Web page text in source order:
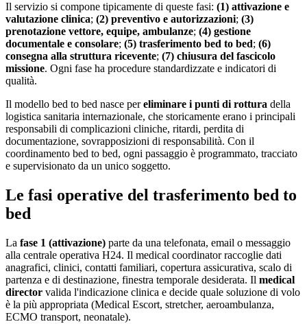
Il servizio si compone tipicamente di queste fasi: (1) attivazione e
valutazione clinica; (2) preventivo e autorizzazioni; (3)
prenotazione vettore, equipe, ambulanze; (4) gestione
documentale e consolare; (5) trasferimento bed to bed; (6)
consegna alla struttura ricevente; (7) chiusura del fascicolo
missione. Ogni fase ha procedure standardizzate e indicatori di
qualità.
Il modello bed to bed nasce pereliminare i punti di rottura della
logistica sanitaria internazionale, che storicamente erano i principali
responsabili di complicazioni cliniche, ritardi, perdita di
documentazione, sovrapposizioni di responsabilità. Con il
coordinamento bed to bed, ogni passaggio è programmato, tracciato
e supervisionato da un unico soggetto.
Le fasi operative del trasferimento bed to
bed
La fase 1 (attivazione) parte da una telefonata, email o messaggio
alla centrale operativa H24. Il medical coordinator raccoglie dati
anagrafici, clinici, contatti familiari, copertura assicurativa, scalo di
partenza e di destinazione, finestra temporale desiderata. Il medical
director valida l'indicazione clinica e decide quale soluzione di volo
è la più appropriata (Medical Escort, stretcher, aeroambulanza,
ECMO transport, neonatale).